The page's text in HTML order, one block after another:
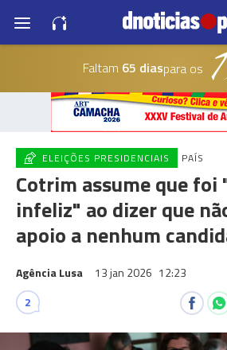
Faltam 65 diaspara os
ELEIÇÕES PRESIDENCIAIS PAÍS
Cotrim assume que
infeliz" ao dizer que
apoio a nenhum
Agência Lusa 13 jan 2026 12:23
2